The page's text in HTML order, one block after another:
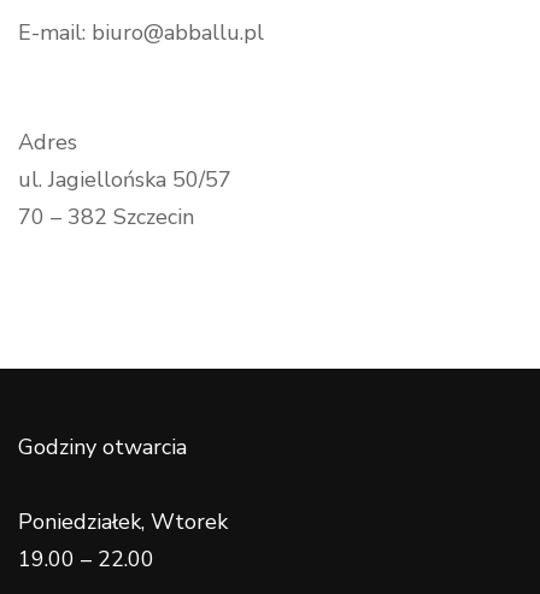
E-mail: biuro@abballu.pl
Adres
ul. Jagiellońska 50/57
70 – 382 Szczecin
Godziny otwarcia
Poniedziałek, Wtorek
19.00 – 22.00